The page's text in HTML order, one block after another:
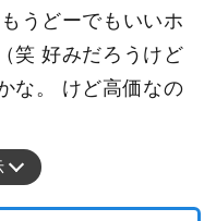
うどーでもいいホ
笑 好みだろうけど
な。 けど高価なの